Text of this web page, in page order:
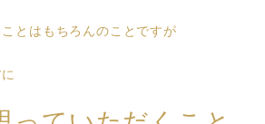
とはもちろんのことですが